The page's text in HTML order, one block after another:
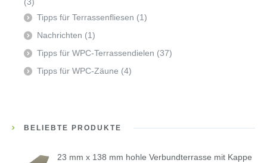
Tipps für Terrassenfliesen (1)
Nachrichten (1)
Tipps für WPC-Terrassendielen (37)
Tipps für WPC-Zäune (4)
BELIEBTE PRODUKTE
23 mm x 138 mm hohle Verbundterrasse mit Kappe